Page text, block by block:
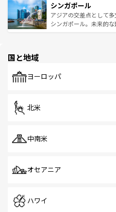
参照してほしい。
激する。気候は一年中温
が待っている。親しみ
た文化、そして多様な
み、どこを訪れても感動
ており、効率よく見ど
うな絶景から文化的な
シンガポール
アジアの交差点として
シンガポール。未来的
で、ホーカーズは地元の
国と地域
ヨーロッパ
北米
中南米
オセアニア
ハワイ